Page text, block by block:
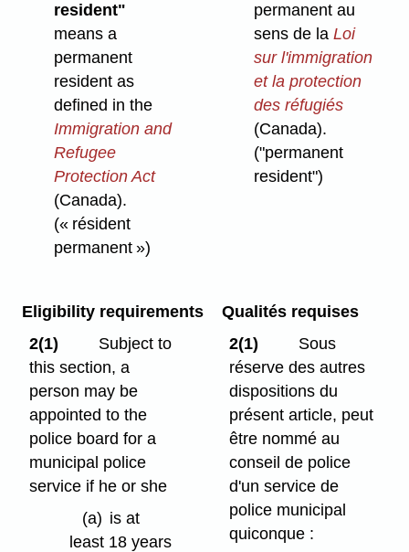
resident"
means a
permanent
resident as
defined in the
Immigration and
Refugee
Protection Act
(Canada).
(« résident
permanent »)
permanent au
sens de la Loi
sur l'immigration
et la protection
des réfugiés
(Canada).
("permanent
resident")
Eligibility requirements
2(1)
Subject to
this section, a
person may be
appointed to the
police board for a
municipal police
service if he or she
(a) is at
least 18 years
Qualités requises
2(1)
Sous
réserve des autres
dispositions du
présent article, peut
être nommé au
conseil de police
d'un service de
police municipal
quiconque :